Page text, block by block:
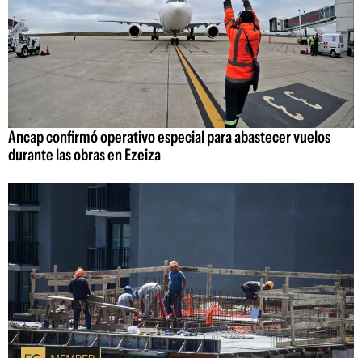
Ancap confirmó operativo especial para abastecer vuelos
durante las obras en Ezeiza